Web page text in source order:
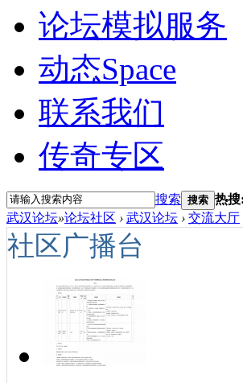
论坛模拟服务
动态Space
联系我们
传奇专区
搜索 搜索 热搜:
武汉论坛»论坛社区 › 武汉论坛 › 交流大厅
社区广播台